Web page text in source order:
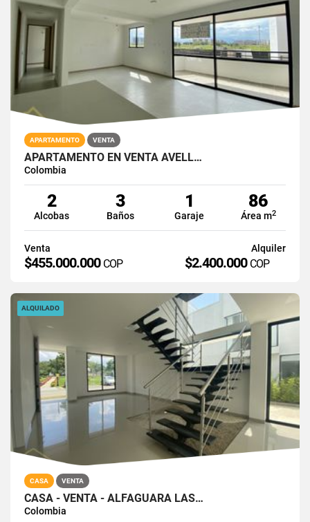
APARTAMENTO VENTA
APARTAMENTO EN VENTA AVELL…
Colombia
2
Alcobas
3
Baños
1
Garaje
86
Área m2
Venta
$455.000.000 COP
Alquiler
$2.400.000 COP
ALQUILADO
CASA VENTA
CASA - VENTA - ALFAGUARA LAS…
Colombia